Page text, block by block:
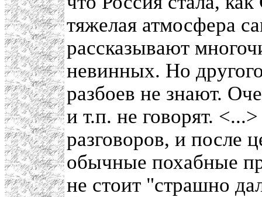
тяжелая атмосфера
рассказывают
невинных. Но
разбоев не знают.
и т.п. не говорят.
разговоров, и после
обычные похабные
не стоит "страшно